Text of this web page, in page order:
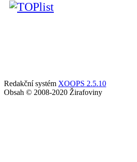
Redakční systém XOOPS 2.5.10
Obsah © 2008-2020 Žirafoviny